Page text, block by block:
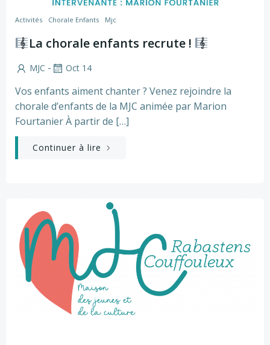
Activités Chorale Enfants Mjc
La chorale enfants recrute !
MJC - Oct 14
Vos enfants aiment chanter ? Venez rejoindre la
chorale d’enfants de la MJC animée par Marion
Fourtanier À partir de […]
Continuer à lire